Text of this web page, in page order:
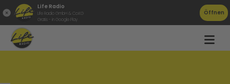
Life Radio
Life Radio GmbH & Co.KG
Gratis - in Google Play
Öffnen